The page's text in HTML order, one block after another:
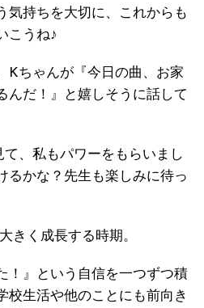
気持ちを大切に、これからも
こうね♪
Kちゃんが『今日の曲、お家
んだ！』と嬉しそうに話して
、私もパワーをもらいまし
るかな？先生も楽しみに待っ
きく成長する時期。
！』という自信を一つずつ積
校生活や他のことにも前向き